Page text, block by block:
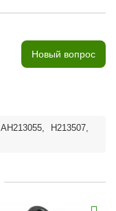
Новый вопрос
AH213055, H213507,